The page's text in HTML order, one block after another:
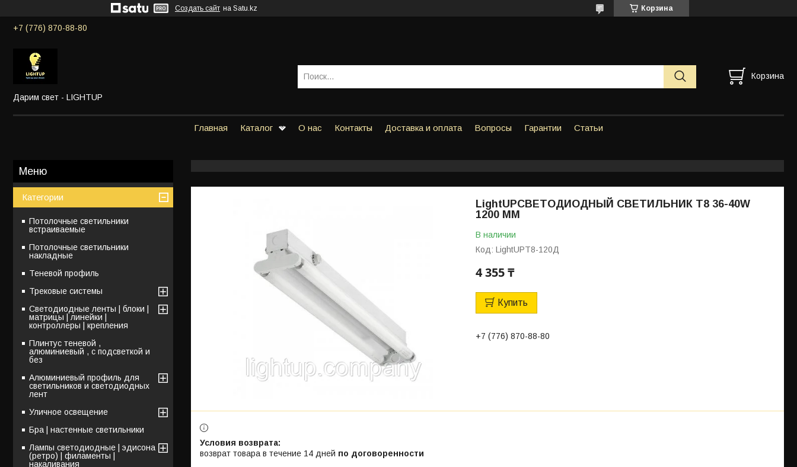
Создать сайт на Satu.kz Корзина
+7 (776) 870-88-80
Дарим свет - LIGHTUP
Корзина
Главная Каталог О нас Контакты Доставка и оплата Вопросы Гарантии Статьи
LightUPСВЕТОДИОДНЫЙ СВЕТИЛЬНИК Т8 36-40W
1200 ММ
В наличии
Код: LightUPТ8-120Д
4 355 ₸
Купить
+7 (776) 870-88-80
возврат товара в течение 14 дней по договоренности
Категории
Потолочные светильники
встраиваемые
Потолочные светильники
накладные
Теневой профиль
Трековые системы
Светодиодные ленты | блоки |
матрицы | линейки |
контроллеры | крепления
Плинтус теневой ,
алюминиевый , с подсветкой и
без
Алюминиевый профиль для
светильников и светодиодных
лент
Уличное освещение
Бра | настенные светильники
Лампы светодиодные | эдисона
(ретро) | филаменты |
накаливания